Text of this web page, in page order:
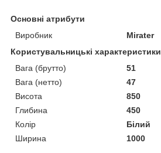
Основні атрибути
Виробник
Mirater
Користувальницькі характеристики
Вага (брутто)
51
Вага (нетто)
47
Висота
850
Глибина
450
Колір
Білий
Ширина
1000